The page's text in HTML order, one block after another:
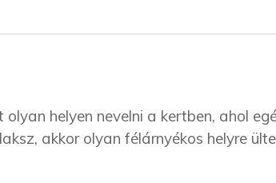
helyen nevelni a kertben, ahol
akkor olyan félárnyékos helyre